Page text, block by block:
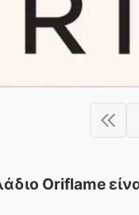
Oriflame